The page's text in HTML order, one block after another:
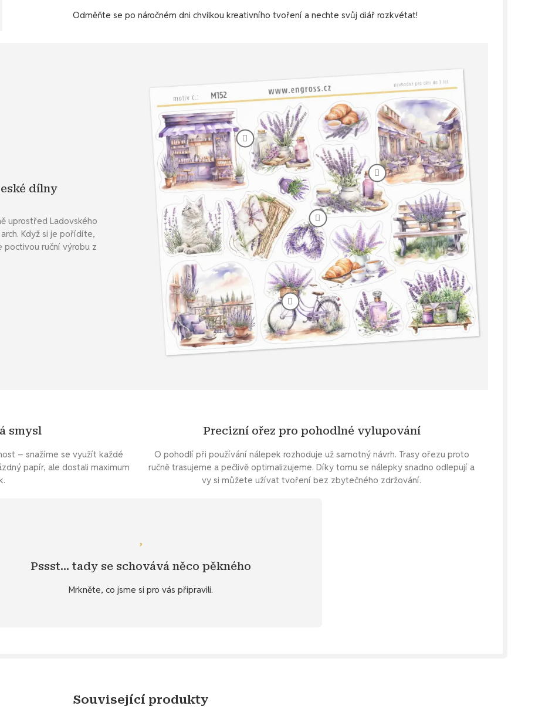
Odměňte se po náročném dni chvilkou kreativního tvoření a nechte svůj diář rozkvétat!
dílny
uprostřed Ladovského
Když si je pořídíte,
ruční výrobu z
smysl
– snažíme se využít každé
papír, ale dostali maximum
Precizní ořez pro pohodlné vylupování
O pohodlí při používání nálepek rozhoduje už samotný návrh. Trasy ořezu proto
ručně trasujeme a pečlivě optimalizujeme. Díky tomu se nálepky snadno odlepují a
vy si můžete užívat tvoření bez zbytečného zdržování.
Pssst… tady se schovává něco pěkného
Mrkněte, co jsme si pro vás připravili.
Objevte diářový dárek ke stažení
u vybraných produktů v záložce . 💌 Můžete se také pokochat
jarními nálepkami, které ideálně doplňují nálepky s květinovou tématikou.
Související produkty